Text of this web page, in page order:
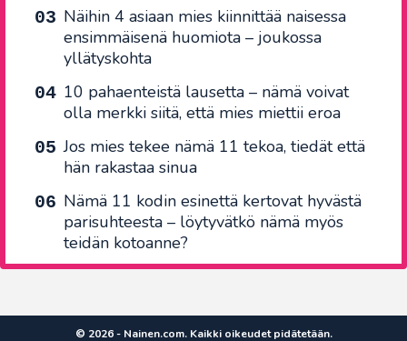
Näihin 4 asiaan mies kiinnittää naisessa
ensimmäisenä huomiota – joukossa
yllätyskohta
10 pahaenteistä lausetta – nämä voivat
olla merkki siitä, että mies miettii eroa
Jos mies tekee nämä 11 tekoa, tiedät että
hän rakastaa sinua
Nämä 11 kodin esinettä kertovat hyvästä
parisuhteesta – löytyvätkö nämä myös
teidän kotoanne?
© 2026 - Nainen.com. Kaikki oikeudet pidätetään.